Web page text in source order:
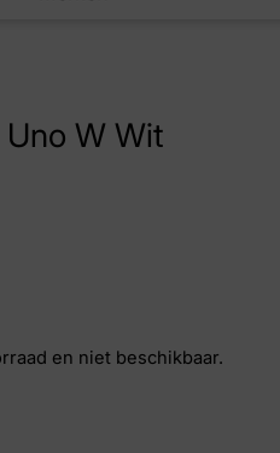
W Wit
en niet beschikbaar.